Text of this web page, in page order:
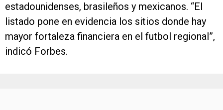
estadounidenses, brasileños y mexicanos. “El
listado pone en evidencia los sitios donde hay
mayor fortaleza financiera en el futbol regional”,
indicó Forbes.